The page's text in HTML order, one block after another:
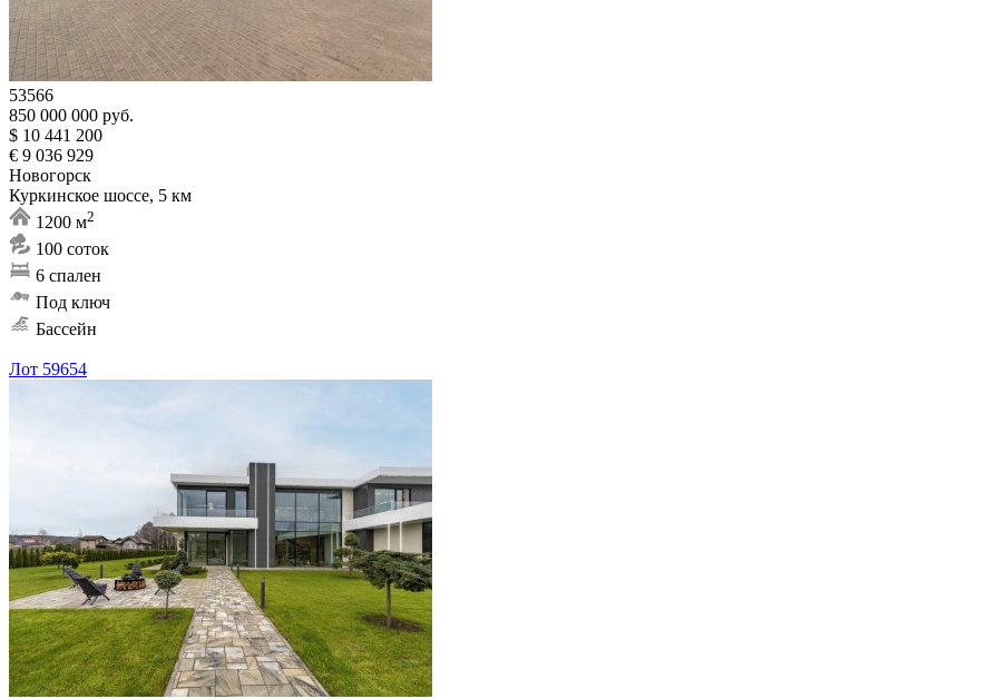
53566
850 000 000 руб.
$ 10 441 200
€ 9 036 929
Новогорск
Куркинское шоссе, 5 км
1200 м2
100 соток
6 спален
Под ключ
Бассейн
Лот 59654